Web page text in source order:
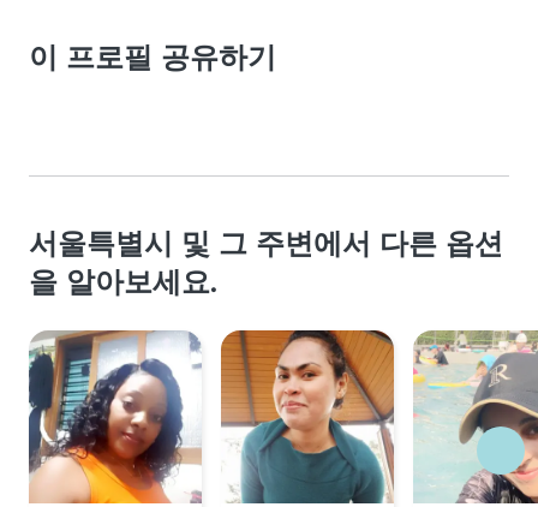
이 프로필 공유하기
서울특별시 및 그 주변에서 다른 옵션
을 알아보세요.